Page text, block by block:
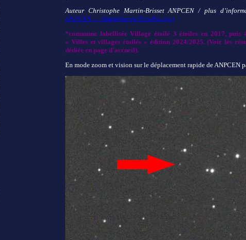
Auteur Christophe Martin-Brisset ANPCEN / plus
ANPCEN — Wikipédia (wikipedia.org)
*commune labellisée Village étoilé 3 étoiles en 2017, puis
« Villes et villages étoilés » édition 2024/2025. (Voir les
dédiée en page d'accueil).
En mode zoom et vision sur le déplacement rapide de ANPCEN